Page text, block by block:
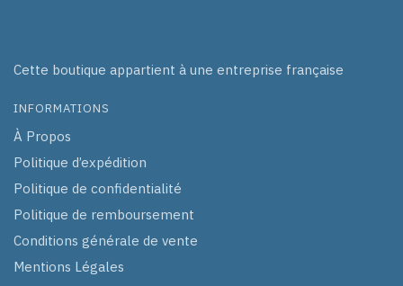
Cette boutique appartient à une entreprise française
INFORMATIONS
À Propos
Politique d’expédition
Politique de confidentialité
Politique de remboursement
Conditions générale de vente
Mentions Légales